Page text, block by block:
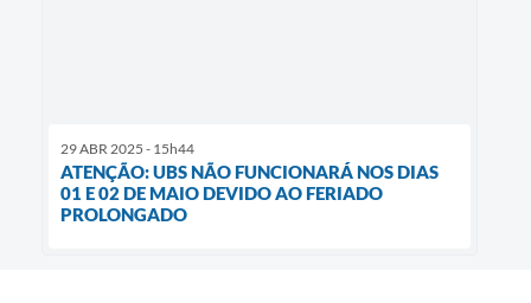
29 ABR 2025 - 15h44
ATENÇÃO: UBS NÃO FUNCIONARÁ NOS DIAS
01 E 02 DE MAIO DEVIDO AO FERIADO
PROLONGADO